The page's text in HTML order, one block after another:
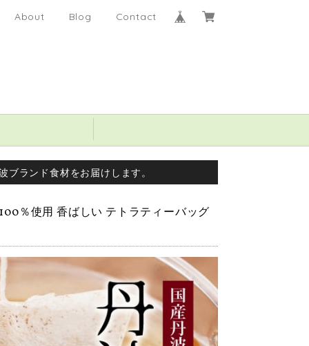
About Blog Contact
ランド食材をお届けします。
％使用 香ばしい テトラティーバッグ